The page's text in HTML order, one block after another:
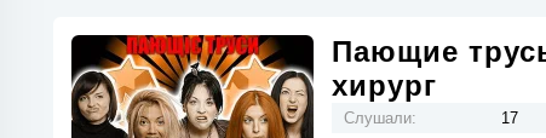
Пающие
хирург
Слушали:
17